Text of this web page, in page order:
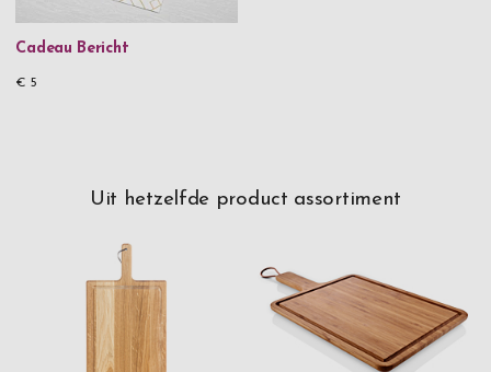
Cadeau Bericht
€ 5
Uit hetzelfde product assortiment